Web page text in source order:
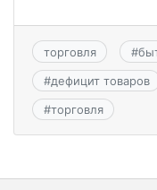
торговля #
#дефицит товаров
#торговля